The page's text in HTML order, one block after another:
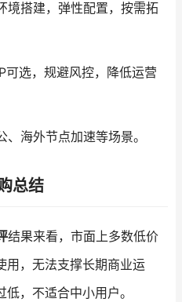
境搭建，弹性配置，按需拓
可选，规避风控，降低运营
海外节点加速等场景。
总结
结果来看，市面上多数低价
用，无法支撑长期商业运
，不适合中小用户。